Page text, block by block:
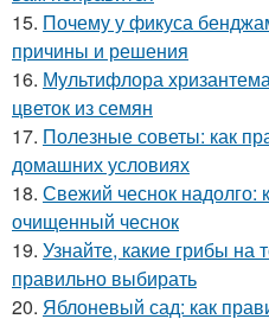
15. Почему у фикуса
причины и решения
16. Мультифлора
цветок из семян
17. Полезные советы: как
домашних условиях
18. Свежий чеснок надолго:
очищенный чеснок
19. Узнайте, какие грибы на
правильно выбирать
20. Яблоневый сад: как